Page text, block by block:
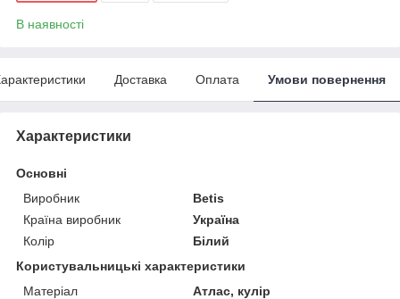
В наявності
Доставка Оплата Умови повернення
Характеристики
Основні
Виробник
Betis
Країна виробник
Україна
Колір
Білий
Користувальницькі характеристики
Матеріал
Атлас, кулір